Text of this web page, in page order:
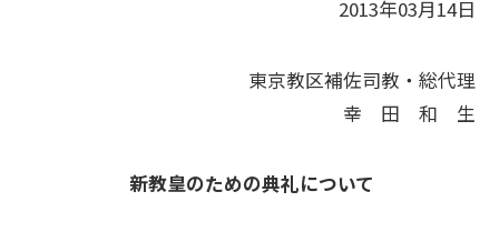
2013年03月14日
東京教区補佐司教・総代理
幸 田 和 生
新教皇のための典礼について